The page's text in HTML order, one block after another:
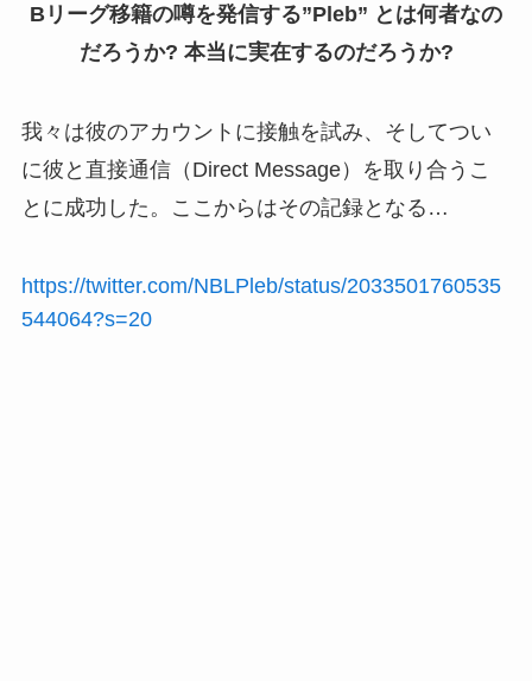
Bリーグ移籍の噂を発信する”Pleb” とは何者なの
だろうか? 本当に実在するのだろうか?
我々は彼のアカウントに接触を試み、そしてつい
に彼と直接通信（Direct Message）を取り合うこ
とに成功した。ここからはその記録となる…
https://twitter.com/NBLPleb/status/2033501760535
544064?s=20